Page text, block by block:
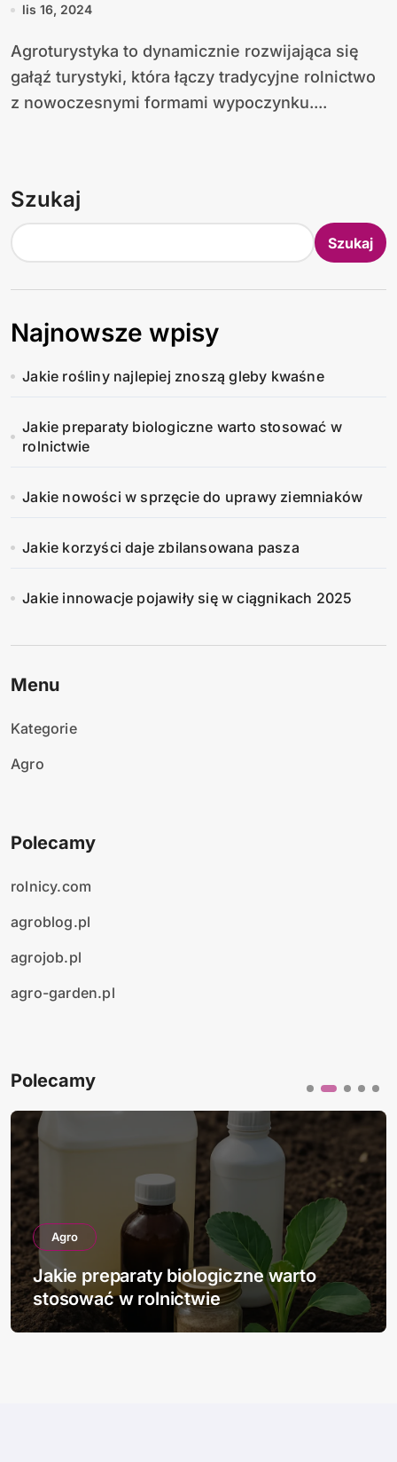
lis 16, 2024
Agroturystyka to dynamicznie rozwijająca się
gałąź turystyki, która łączy tradycyjne rolnictwo
z nowoczesnymi formami wypoczynku....
Szukaj
Szukaj
Najnowsze wpisy
Jakie rośliny najlepiej znoszą gleby kwaśne
Jakie preparaty biologiczne warto stosować w
rolnictwie
Jakie nowości w sprzęcie do uprawy ziemniaków
Jakie korzyści daje zbilansowana pasza
Jakie innowacje pojawiły się w ciągnikach 2025
Menu
Kategorie
Agro
Polecamy
rolnicy.com
agroblog.pl
agrojob.pl
agro-garden.pl
Polecamy
Agro
Jakie preparaty biologiczne warto
stosować w rolnictwie